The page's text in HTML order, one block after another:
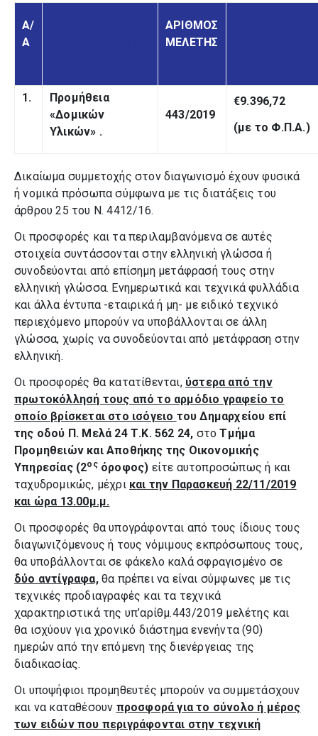
Α/
Α
ΑΡΙΘΜΟΣ
ΜΕΛΕΤΗΣ
1.
Προμήθεια
«Δομικών
Υλικών» .
443/2019
€9.396,72
(με το Φ.Π.Α.)
Δικαίωμα συμμετοχής στον διαγωνισμό έχουν φυσικά
ή νομικά πρόσωπα σύμφωνα με τις διατάξεις του
άρθρου 25 του Ν. 4412/16.
Οι προσφορές και τα περιλαμβανόμενα σε αυτές
στοιχεία συντάσσονται στην ελληνική γλώσσα ή
συνοδεύονται από επίσημη μετάφρασή τους στην
ελληνική γλώσσα. Ενημερωτικά και τεχνικά φυλλάδια
και άλλα έντυπα -εταιρικά ή μη- με ειδικό τεχνικό
περιεχό­μενο μπορούν να υποβάλλονται σε άλλη
γλώσσα, χωρίς να συνοδεύονται από μετάφραση στην
ελληνική.
Οι προσφορές θα κατατίθενται, ύστερα από την
πρωτοκόλλησή τους από το αρμόδιο γραφείο το
οποίο βρίσκεται στο ισόγειο του Δημαρχείου επί
της οδού Π. Μελά 24 Τ.Κ. 562 24, στοΤμήμα
Προμηθειών και Αποθήκης της Οικονομικής
Υπηρεσίας (2οςόροφος) είτε αυτοπροσώπως ή και
ταχυδρομικώς, μέχρι και την Παρασκευή 22/11/2019
και ώρα 13.00μ.μ.
Οι προσφορές θα υπογράφονται από τους ίδιους τους
διαγωνιζόμενους ή τους νόμιμους εκπρόσωπους τους,
θα υποβάλλονται σε φάκελο καλά σφραγισμένο σε
δύο αντίγραφα,θα πρέπει να είναι σύμφωνες με τις
τεχνικές προδιαγραφές και τα τεχνικά
χαρακτηριστικά της υπ’αρίθμ.443/2019 μελέτης και
θα ισχύουν για χρονικό διάστημα ενενήντα (90)
ημερών από την επόμενη της διενέργειας της
διαδικασίας.
Οι υποψήφιοι προμηθευτές μπορούν να συμμετάσχουν
και να καταθέσουν προσφορά για το σύνολο ή μέρος
των ειδών που περιγράφονται στην τεχνική